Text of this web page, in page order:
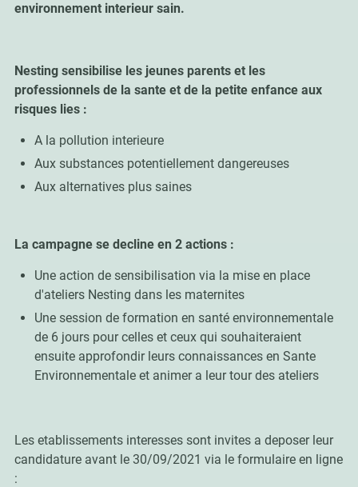
environnement interieur sain.
Nesting sensibilise les jeunes parents et les
professionnels de la sante et de la petite enfance aux
risques lies :
A la pollution interieure
Aux substances potentiellement dangereuses
Aux alternatives plus saines
La campagne se decline en 2 actions :
Une action de sensibilisation via la mise en place
d'ateliers Nesting dans les maternites
Une session de formation en santé environnementale
de 6 jours pour celles et ceux qui souhaiteraient
ensuite approfondir leurs connaissances en Sante
Environnementale et animer a leur tour des ateliers
Les etablissements interesses sont invites a deposer leur
candidature avant le 30/09/2021 via le formulaire en ligne
: